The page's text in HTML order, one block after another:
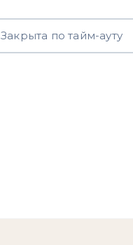
Закрыта по тайм-ауту